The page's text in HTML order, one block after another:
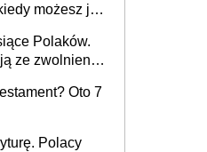
możesz je
Polaków.
ze zwolnienia
Oto 7
Polacy